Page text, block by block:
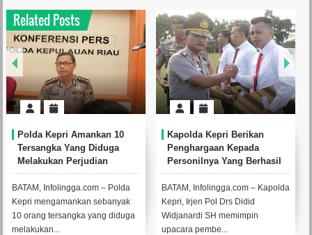
Related Posts
10
Polda
diduga
Kapolda Kepri Berikan
Penghargaan Kepada
Personilnya Yang Berhasil
Ungkap Kasus Perjudian
Gelandang Permainan
Elektronik
BATAM, Infolingga.com – Kapolda
Kepri, Irjen Pol Drs Didid
Widjanardi SH memimpin
upacara pembe...
KPPBC Karimun
Barang Seludupan
Rp 300 Juta
KARIMUN, Infolingga.com
Penindakan dan
Kantor KPPBC
Karimun, ...